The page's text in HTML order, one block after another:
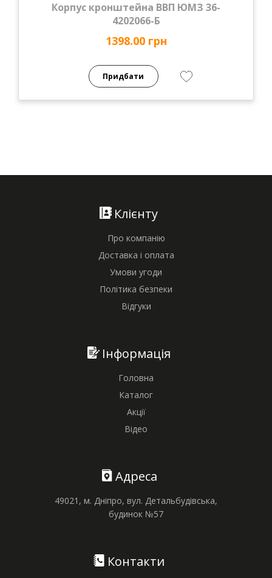
Корпус кронштейна ВВП ЮМЗ 36-
4202066-Б
1398.00 грн
Придбати
Клієнту
Про компанію
Доставка і оплата
Умови угоди
Політика безпеки
Відгуки
Інформація
Головна
Каталог
Акції
Відео
Адреса
49021, м. Дніпро, вул. Детальбудівська,
будинок №57
Контакти